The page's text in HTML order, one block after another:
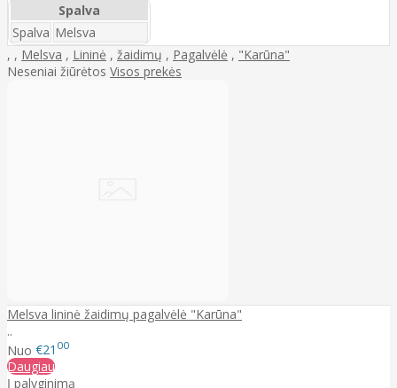
Spalva
Spalva Melsva
, , Melsva , Lininė , žaidimų , Pagalvėlė , "Karūna"
Neseniai žiūrėtos Visos prekės
Melsva lininė žaidimų pagalvėlė "Karūna"
..
Nuo €21 00
Daugiau
Į palyginimą